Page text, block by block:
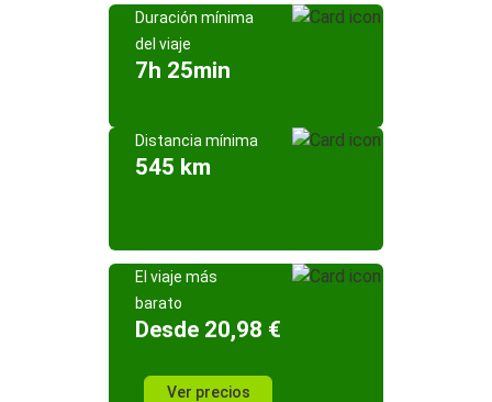
Duración mínima
del viaje
7h 25min
Distancia mínima
545 km
El viaje más
barato
Desde 20,98 €
Ver precios